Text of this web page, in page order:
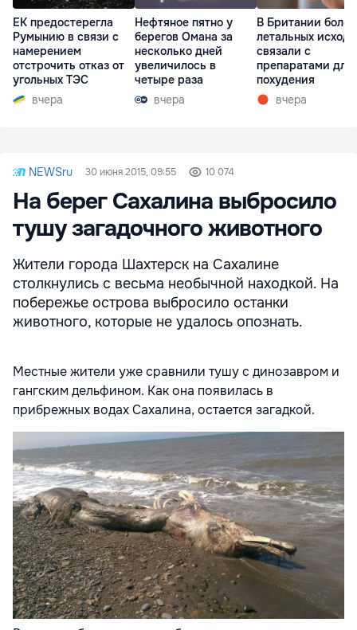
ЕК предостерегла
Румынию в связи с
намерением
отстрочить отказ от
угольных ТЭС
вчера
Нефтяное пятно у
берегов Омана за
несколько дней
увеличилось в
четыре раза
вчера
В Британии
летальных
связали с
препаратами для
похудения
вчера
NEWSru 30 июня 2015, 09:55 10 074
На берег Сахалина выбросило
тушу загадочного животного
Жители города Шахтерск на Сахалине
столкнулись с весьма необычной находкой. На
побережье острова выбросило останки
животного, которые не удалось опознать.
Местные жители уже сравнили тушу с динозавром и
гангским дельфином. Как она появилась в
прибрежных водах Сахалина, остается загадкой.